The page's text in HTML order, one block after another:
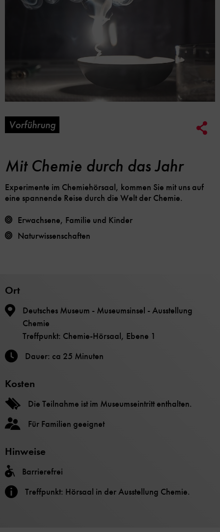
Vorführung
Mit Chemie durch das Jahr
Experimente im Chemiehörsaal, kommen Sie mit uns auf
eine spannende Reise durch die Welt der Chemie.
Erwachsene, Familie und Kinder
Naturwissenschaften
Ort
Deutsches Museum - Museumsinsel - Ausstellung
Chemie
Treffpunkt: Chemie-Hörsaal, Ebene 1
Dauer: ca 25 Minuten
Kosten
Die Teilnahme ist im Museumseintritt enthalten.
Für Familien geeignet
Hinweise
Barrierefrei
Treffpunkt: Hörsaal in der Ausstellung Chemie.